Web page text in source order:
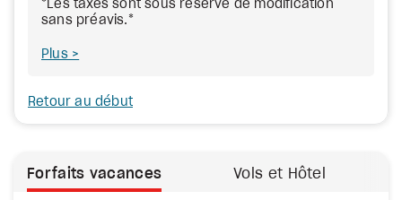
*Les taxes sont sous réserve de modification
sans préavis.*
Plus
Retour au début
Forfaits vacances Vols et Hôtel